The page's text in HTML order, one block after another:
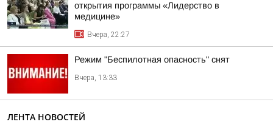
открытия программы «Лидерство в
медицине»
Вчера, 22:27
Режим "Беспилотная опасность" снят
Вчера, 13:33
ЛЕНТА НОВОСТЕЙ